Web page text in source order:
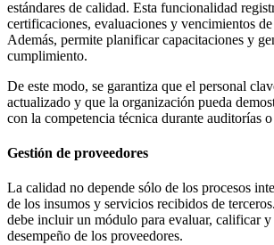
estándares de calidad. Esta funcionalidad
certificaciones, evaluaciones y vencimientos
Además, permite planificar capacitaciones y
cumplimiento.
De este modo, se garantiza que el personal
actualizado y que la organización pueda
con la competencia técnica durante auditorías
Gestión de proveedores
La calidad no depende sólo de los procesos
de los insumos y servicios recibidos de
debe incluir un módulo para evaluar, calificar y
desempeño de los proveedores.